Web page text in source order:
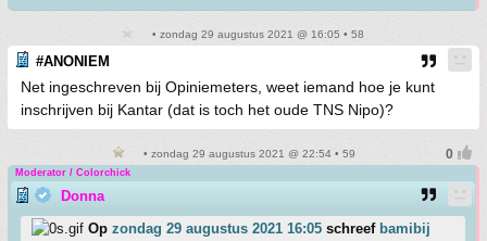
• zondag 29 augustus 2021 @ 16:05 • 58
#ANONIEM
Net ingeschreven bij Opiniemeters, weet iemand hoe je kunt
inschrijven bij Kantar (dat is toch het oude TNS Nipo)?
• zondag 29 augustus 2021 @ 22:54 • 59
Moderator / Colorchick
Donna
Op zondag 29 augustus 2021 16:05 schreef bamibij